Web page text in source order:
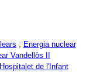
; Energia nuclear
Vandellòs II
de l'Infant